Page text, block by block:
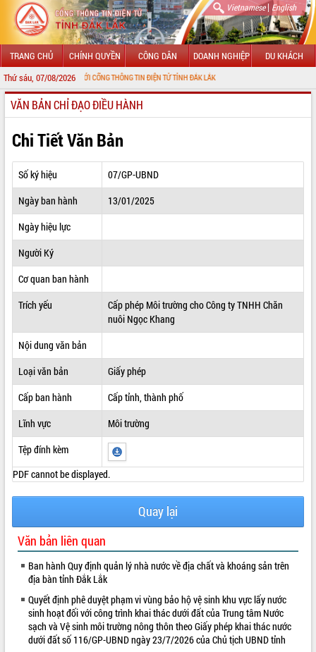
Vietnamese| English
TRANG CHỦ CHÍNH QUYỀN CÔNG DÂN DOANH NGHIỆP DU KHÁCH
Thứ sáu, 07/08/2026
MỪNG ĐẾN VỚI CỔNG THÔNG TIN ĐIỆN TỬ TỈNH ĐẮK LẮK
GIỚI THIỆU
LÃNH ĐẠO UBND TỈNH
TIN TỨC SỰ KIỆN
SỞ, BAN, NGÀNH
THÔNG TIN CHỈ ĐẠO ĐIỀU HÀNH
HỆ THỐNG VĂN BẢN
VĂN BẢN HĐND TỈNH
ĐIỂM TIN VĂN BẢN
VĂN BẢN CHỈ ĐẠO ĐIỀU HÀNH
Chi Tiết Văn Bản
Số ký hiệu
07/GP-UBND
Ngày ban hành
13/01/2025
Ngày hiệu lực
Người Ký
Cơ quan ban hành
Trích yếu
Cấp phép Môi trường cho Công ty TNHH Chăn
nuôi Ngọc Khang
Nội dung văn bản
Loại văn bản
Giấy phép
Cấp ban hành
Cấp tỉnh, thành phố
Lĩnh vực
Môi trường
Tệp đính kèm
PDF cannot be displayed.
Quay lại
Văn bản liên quan
Ban hành Quy định quản lý nhà nước về địa chất và khoáng sản trên
địa bàn tỉnh Đắk Lắk
Quyết định phê duyệt phạm vi vùng bảo hộ vệ sinh khu vực lấy nước
sinh hoạt đối với công trình khai thác dưới đất của Trung tâm Nước
sạch và Vệ sinh môi trường nông thôn theo Giấy phép khai thác nước
dưới đất số 116/GP-UBND ngày 23/7/2026 của Chủ tịch UBND tỉnh